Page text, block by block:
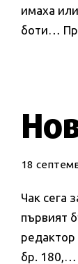
имаха
боти…
18
Чак сега
първият
редактор
бр. 180,…